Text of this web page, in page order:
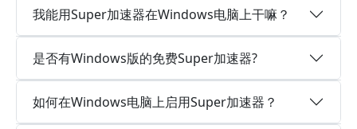
我能用Super加速器在Windows电脑上干嘛？
是否有Windows版的免费Super加速器?
如何在Windows电脑上启用Super加速器？